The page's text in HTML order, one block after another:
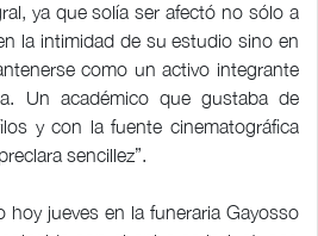
ya que solía ser afectó no sólo a
la intimidad de su estudio sino en
como un activo integrante
Un académico que gustaba de
y con la fuente cinematográfica
sencillez”.
hoy jueves en la funeraria Gayosso